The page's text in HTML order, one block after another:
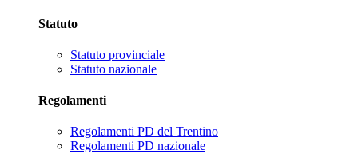
Statuto
Statuto provinciale
Statuto nazionale
Regolamenti
Regolamenti PD del Trentino
Regolamenti PD nazionale